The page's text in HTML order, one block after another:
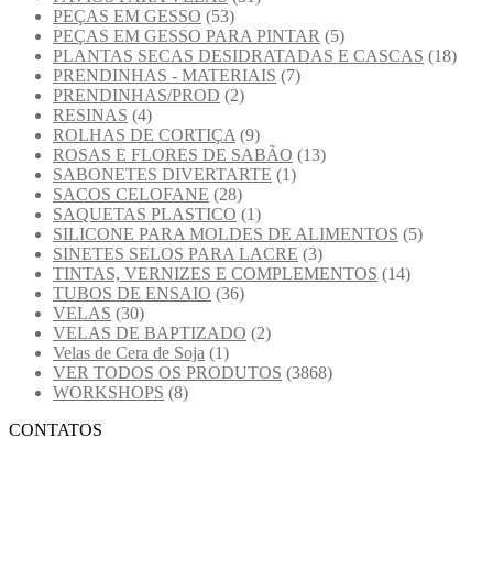
PEÇAS EM GESSO (53)
PEÇAS EM GESSO PARA PINTAR (5)
PLANTAS SECAS DESIDRATADAS E CASCAS (18)
PRENDINHAS - MATERIAIS (7)
PRENDINHAS/PROD (2)
RESINAS (4)
ROLHAS DE CORTIÇA (9)
ROSAS E FLORES DE SABÃO (13)
SABONETES DIVERTARTE (1)
SACOS CELOFANE (28)
SAQUETAS PLASTICO (1)
SILICONE PARA MOLDES DE ALIMENTOS (5)
SINETES SELOS PARA LACRE (3)
TINTAS, VERNIZES E COMPLEMENTOS (14)
TUBOS DE ENSAIO (36)
VELAS (30)
VELAS DE BAPTIZADO (2)
Velas de Cera de Soja (1)
VER TODOS OS PRODUTOS (3868)
WORKSHOPS (8)
CONTATOS